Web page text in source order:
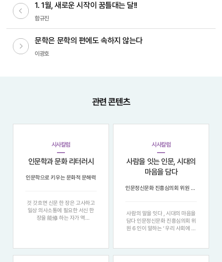
이전글
1. 1월, 새로운 시작이 꿈틀대는 달!!
함규진
다음글
문학은 문학의 편에도 속하지 않는다
이광호
관련 콘텐츠
시사칼럼
인문학과 문화 리터러시
인문학으로 키우는 문화적 문해력
것 갓흐면 신문 한 장은 고사하고
일상 의사소통에 필요한 서신 한
장을 能修 하는 자가 역
그 차이를 소통으로 조율하며 , 공
감대 속에서 더 살기 좋은 사회를
시사칼럼
사람을 잇는 인문, 시대의
마음을 담다
인문정신문화 진흥심의회 위원 6인이 말하는 ‘우리 사회에 인문이 필요한 이유’
사람의 말을 잇다 , 시대의 마음을
담다 인문정신문화 진흥심의회 위
원 6 인이 말하는 ‘ 우리 사회에 인
식을 넘어 , 어떻게 사람에게 닿을
것인가 . 여섯 명의 인문학자는 각